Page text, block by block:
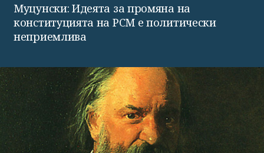
Муцунски: Идеята за промяна на
конституцията на РСМ е политически
неприемлива